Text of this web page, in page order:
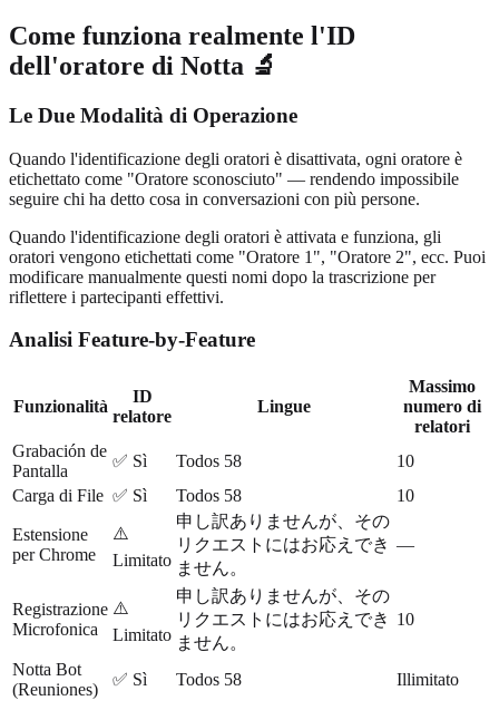
Come funziona realmente l'ID
dell'oratore di Notta 🔬
Le Due Modalità di Operazione
Quando l'identificazione degli oratori è disattivata, ogni oratore è
etichettato come "Oratore sconosciuto" — rendendo impossibile
seguire chi ha detto cosa in conversazioni con più persone.
Quando l'identificazione degli oratori è attivata e funziona, gli
oratori vengono etichettati come "Oratore 1", "Oratore 2", ecc. Puoi
modificare manualmente questi nomi dopo la trascrizione per
riflettere i partecipanti effettivi.
Analisi Feature-by-Feature
Funzionalità
ID
relatore
Lingue
Massimo
numero di
relatori
Grabación de
Pantalla
✅ Sì Todos 58
10
Carga di File ✅ Sì Todos 58 10
Estensione
per Chrome
⚠️
Limitato
申し訳ありませんが、その
リクエストにはお応えでき
ません。
—
Registrazione
Microfonica
⚠️
Limitato
申し訳ありませんが、その
リクエストにはお応えでき
ません。
10
Notta Bot
(Reuniones)
✅ Sì Todos 58 Illimitato